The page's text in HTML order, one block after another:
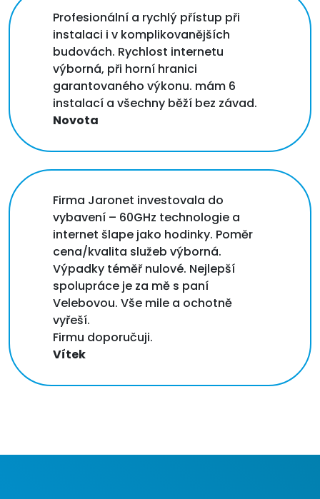
Profesionální a rychlý přístup při
instalaci i v komplikovanějších
budovách. Rychlost internetu
výborná, při horní hranici
garantovaného výkonu. mám 6
instalací a všechny běží bez závad.
Novota
Firma Jaronet investovala do
vybavení – 60GHz technologie a
internet šlape jako hodinky. Poměr
cena/kvalita služeb výborná.
Výpadky téměř nulové. Nejlepší
spolupráce je za mě s paní
Velebovou. Vše mile a ochotně
vyřeší.
Firmu doporučuji.
Vítek